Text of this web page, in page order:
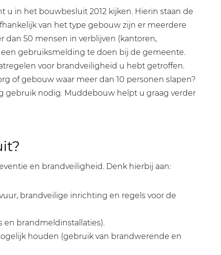
in het bouwbesluit 2012 kijken. Hierin staan de
van het type gebouw zijn er meerdere
dan 50 mensen in verblijven (kantoren,
gebruiksmelding te doen bij de gemeente.
voor brandveiligheid u hebt getroffen.
of gebouw waar meer dan 10 personen slapen?
gebruik nodig. Muddebouw helpt u graag verder
en brandveiligheid. Denk hierbij aan:
brandveilige inrichting en regels voor de
en brandmeldinstallaties).
houden (gebruik van brandwerende en